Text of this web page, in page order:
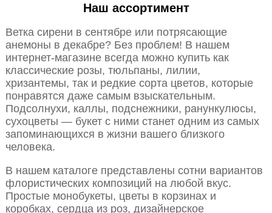
Наш ассортимент
Ветка сирени в сентябре или потрясающие
анемоны в декабре? Без проблем! В нашем
интернет-магазине всегда можно купить как
классические розы, тюльпаны, лилии,
хризантемы, так и редкие сорта цветов, которые
понравятся даже самым взыскательным.
Подсолнухи, каллы, подснежники, ранункулюсы,
сухоцветы — букет с ними станет одним из самых
запоминающихся в жизни вашего близкого
человека.
В нашем каталоге представлены сотни вариантов
флористических композиций на любой вкус.
Простые монобукеты, цветы в корзинах и
коробках, сердца из роз, дизайнерское